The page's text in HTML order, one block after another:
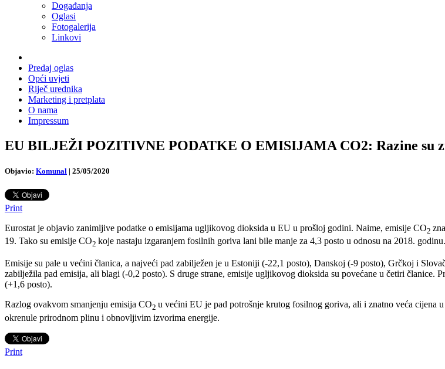
Događanja
Oglasi
Fotogalerija
Linkovi
Predaj oglas
Opći uvjeti
Riječ urednika
Marketing i pretplata
O nama
Impressum
EU BILJEŽI POZITIVNE PODATKE O EMISIJAMA CO2: Razine su
Objavio: Komunal | 25/05/2020
Print
Eurostat je objavio zanimljive podatke o emisijama ugljikovog dioksida u EU u prošloj godini. Naime, emisije CO2
19. Tako su emisije CO2 koje nastaju izgaranjem fosilnih goriva lani bile manje za 4,3 posto u odnosu na 2018. godinu.
Emisije su pale u većini članica, a najveći pad zabilježen je u Estoniji (-22,1 posto), Danskoj (-9 posto), Grčkoj i
zabilježila pad emisija, ali blagi (-0,2 posto). S druge strane, emisije ugljikovog dioksida su povećane u četiri
(+1,6 posto).
Razlog ovakvom smanjenju emisija CO2 u većini EU je pad potrošnje krutog fosilnog goriva, ali i znatno veća cijena
okrenule prirodnom plinu i obnovljivim izvorima energije.
Print